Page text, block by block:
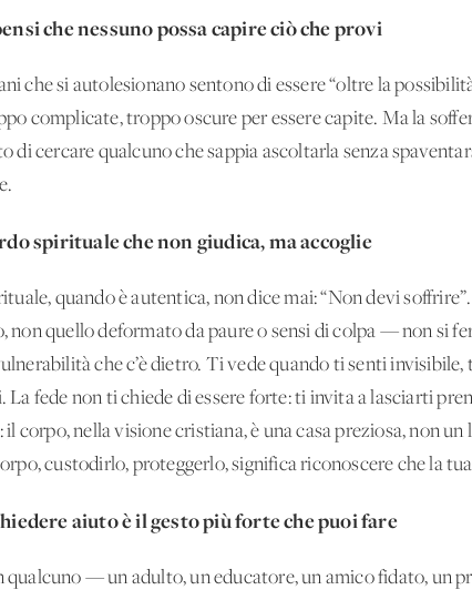
che nessuno possa capire ciò che provi
che si autolesionano sentono di essere “oltre la
complicate, troppo oscure per essere capite. Ma la
di cercare qualcuno che sappia ascoltarla senza
spirituale che non giudica, ma accoglie
quando è autentica, non dice mai: “Non devi
non quello deformato da paure o sensi di colpa — non si
che c’è dietro. Ti vede quando ti senti
La fede non ti chiede di essere forte: ti invita a lasciarti
corpo, nella visione cristiana, è una casa preziosa, non
custodirlo, proteggerlo, significa riconoscere che la
aiuto è il gesto più forte che puoi fare
qualcuno — un adulto, un educatore, un amico fidato, un